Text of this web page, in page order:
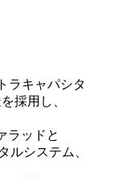
ラキャパシタ
採用し、
ラッドと
ルシステム、